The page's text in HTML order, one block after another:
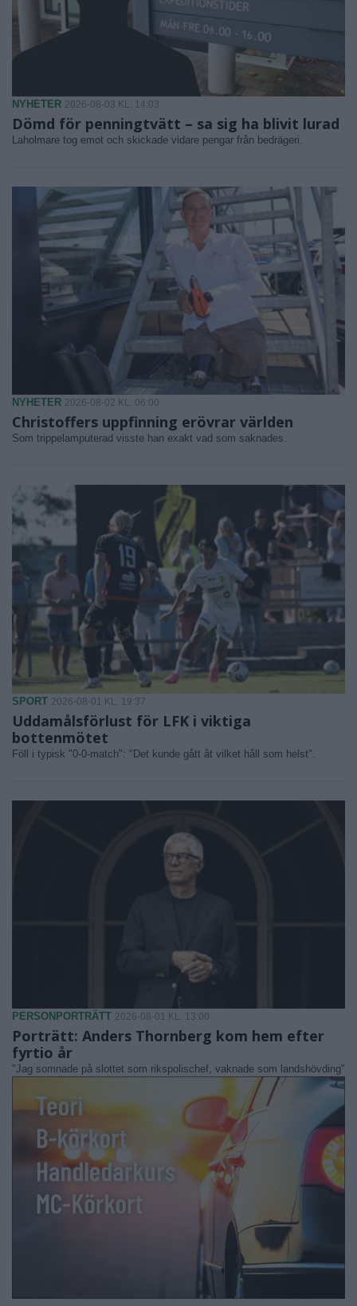
NYHETER 2026-08-03 KL. 14:03
Dömd för penningtvätt – sa sig ha blivit lurad
Laholmare tog emot och skickade vidare pengar från bedrägeri.
NYHETER 2026-08-02 KL. 06:00
Christoffers uppfinning erövrar världen
Som trippelamputerad visste han exakt vad som saknades.
SPORT 2026-08-01 KL. 19:37
Uddamålsförlust för LFK i viktiga
bottenmötet
Föll i typisk "0-0-match": "Det kunde gått åt vilket håll som helst".
PERSONPORTRÄTT 2026-08-01 KL. 13:00
Porträtt: Anders Thornberg kom hem efter
fyrtio år
"Jag somnade på slottet som rikspolischef, vaknade som landshövding"